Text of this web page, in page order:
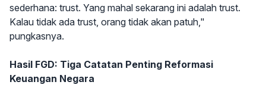
sederhana: trust. Yang mahal sekarang ini adalah trust.
Kalau tidak ada trust, orang tidak akan patuh,"
pungkasnya.
Hasil FGD: Tiga Catatan Penting Reformasi
Keuangan Negara